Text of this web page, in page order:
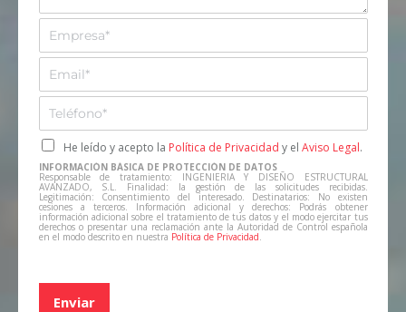
e
E
m
p
e
a
*
E
m
a
l
*
T
l
e
f
o
n
o
C
a
s
i
l
l
d
He leído y acepto la Política de Privacidad y el Aviso Legal.
INFORMACIÓN BÁSICA DE PROTECCIÓN DE DATOS
Responsable de tratamiento: INGENIERIA Y DISEÑO ESTRUCTURAL
AVANZADO, S.L. Finalidad: la gestión de las solicitudes recibidas.
Legitimación: Consentimiento del interesado. Destinatarios: No existen
cesiones a terceros. Información adicional y derechos: Podrás obtener
información adicional sobre el tratamiento de tus datos y el modo ejercitar tus
derechos o presentar una reclamación ante la Autoridad de Control española
en el modo descrito en nuestra Política de Privacidad
Enviar